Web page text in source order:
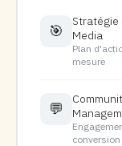
🎯
Stratégie
Media
Plan
mesure
💬
conversion